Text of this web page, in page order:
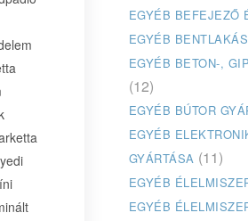
EGYÉB BEFEJEZŐ
EGYÉB
EGYÉB BETON-,
(12)
EGYÉB BÚTOR
EGYÉB
GYÁRTÁSA (11)
EGYÉB
EGYÉB